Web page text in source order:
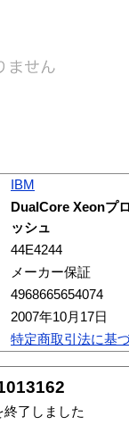
IBM
DualCore Xeonプ
ッシュ
44E4244
メーカー保証
4968665654074
2007年10月17日
特定商取引法に基
了しました